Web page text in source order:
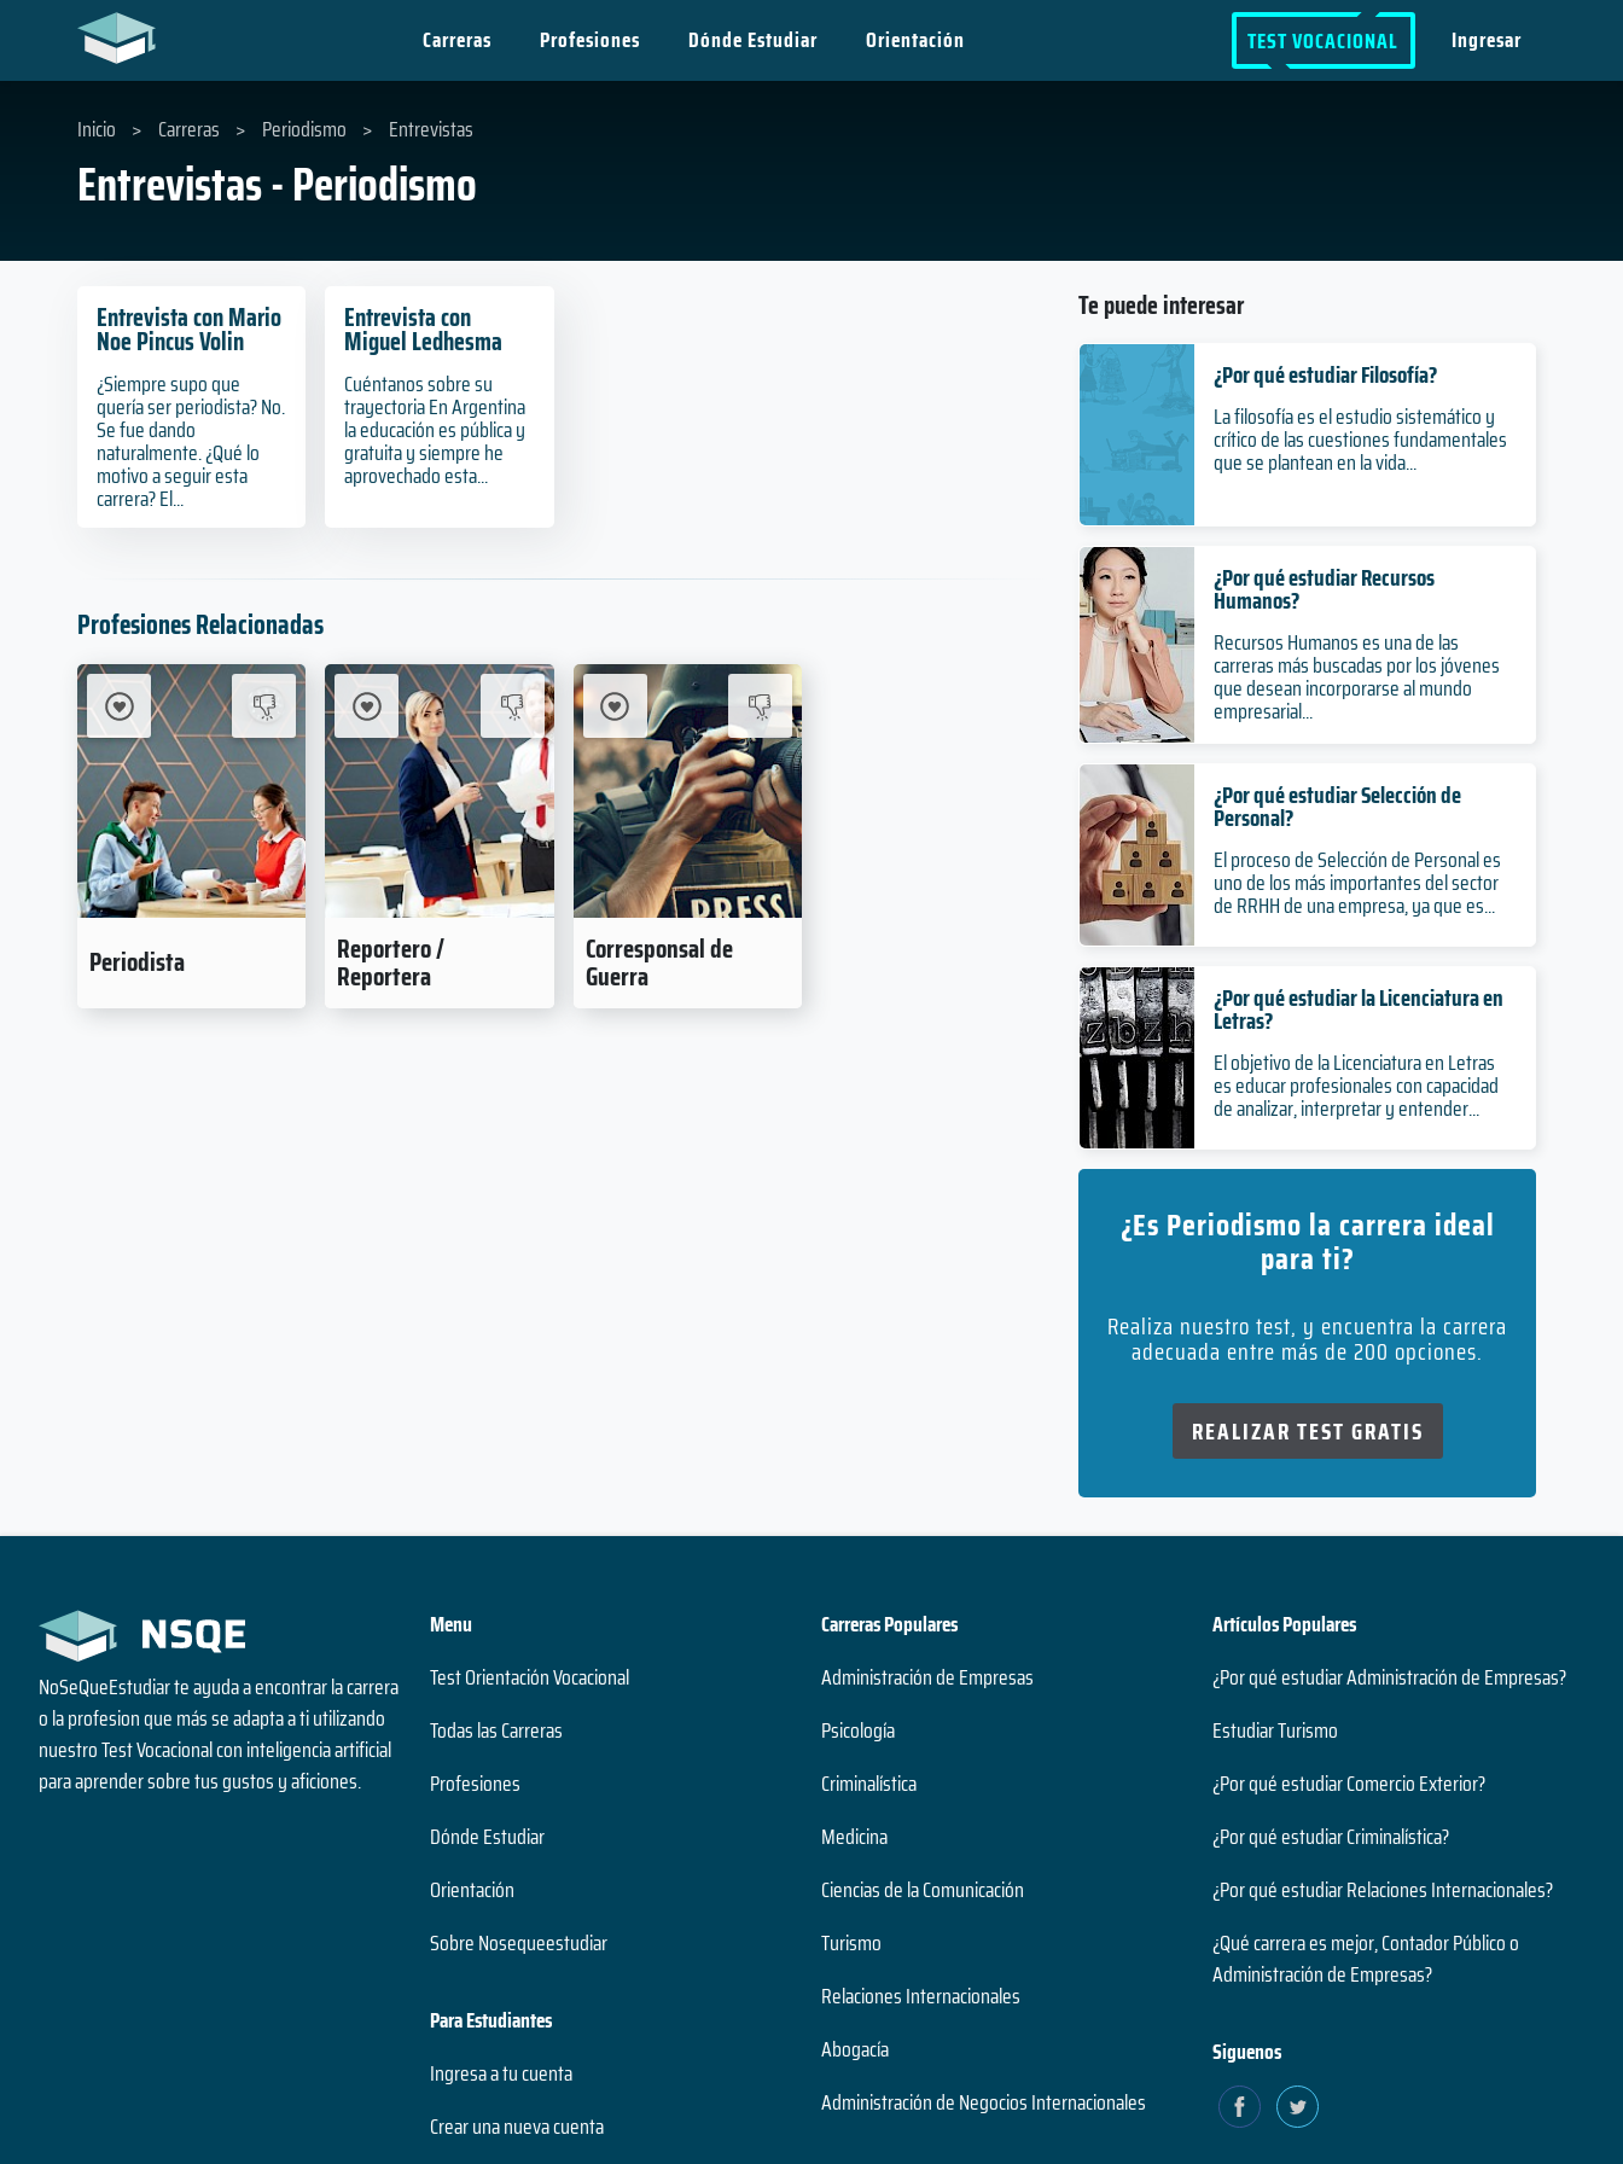
Carreras Profesiones Dónde Estudiar Orientación TEST VOCACIONAL Ingresar
Entrevistas - Periodismo
Inicio > Carreras > Periodismo > Entrevistas
Entrevista con Mario
Noe Pincus Volin
¿Siempre supo que
quería ser periodista? No.
Se fue dando
naturalmente. ¿Qué lo
motivo a seguir esta
carrera? El...
Entrevista con
Miguel Ledhesma
Cuéntanos sobre su
trayectoria En Argentina
la educación es pública y
gratuita y siempre he
aprovechado esta...
Profesiones Relacionadas
Periodista Reportero /
Reportera
Corresponsal de
Guerra
Te puede interesar
¿Por qué estudiar Filosofía?
La filosofía es el estudio sistemático y
crítico de las cuestiones fundamentales
que se plantean en la vida...
¿Por qué estudiar Recursos
Humanos?
Recursos Humanos es una de las
carreras más buscadas por los jóvenes
que desean incorporarse al mundo
empresarial...
¿Por qué estudiar Selección de
Personal?
El proceso de Selección de Personal es
uno de los más importantes del sector
de RRHH de una empresa, ya que es...
¿Por qué estudiar la Licenciatura en
Letras?
El objetivo de la Licenciatura en Letras
es educar profesionales con capacidad
de analizar, interpretar y entender...
¿Es Periodismo la carrera ideal
para ti?
Realiza nuestro test, y encuentra la carrera
adecuada entre más de 200 opciones.
REALIZAR TEST GRATIS
NoSeQueEstudiar te ayuda a encontrar la carrera
o la profesion que más se adapta a ti utilizando
nuestro Test Vocacional con inteligencia artificial
para aprender sobre tus gustos y aficiones.
Menu
Test Orientación Vocacional
Todas las Carreras
Profesiones
Dónde Estudiar
Orientación
Sobre Nosequeestudiar
Para Estudiantes
Ingresa a tu cuenta
Crear una nueva cuenta
Carreras Populares
Administración de Empresas
Psicología
Criminalística
Medicina
Ciencias de la Comunicación
Turismo
Relaciones Internacionales
Abogacía
Administración de Negocios Internacionales
Artículos Populares
¿Por qué estudiar Administración de Empresas?
Estudiar Turismo
¿Por qué estudiar Comercio Exterior?
¿Por qué estudiar Criminalística?
¿Por qué estudiar Relaciones Internacionales?
¿Qué carrera es mejor, Contador Público o
Administración de Empresas?
Siguenos